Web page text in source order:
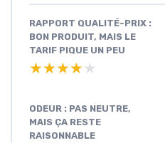
RAPPORT QUALITÉ-PRIX :
BON PRODUIT, MAIS LE
TARIF PIQUE UN PEU
★★★★★
★★★★★
ODEUR : PAS NEUTRE,
MAIS ÇA RESTE
RAISONNABLE